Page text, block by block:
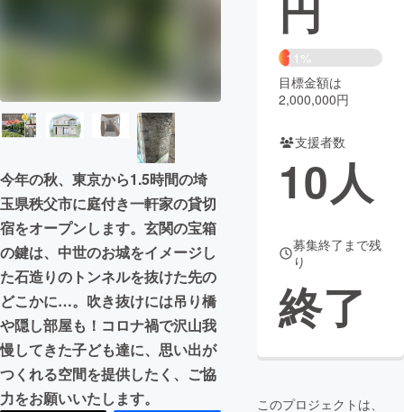
CAMPFIRE Creation
CAMPFIREふるさと納税
コミュニティ
今年の秋、東京から1.5時間の埼
玉県秩父市に庭付き一軒家の貸切
宿をオープンします。玄関の宝箱
の鍵は、中世のお城をイメージし
た石造りのトンネルを抜けた先の
どこかに…。吹き抜けには吊り橋
や隠し部屋も！コロナ禍で沢山我
慢してきた子ども達に、思い出が
つくれる空間を提供したく、ご協
力をお願いいたします。
11%
目標金額は
2,000,000円
支援者数
10人
募集終了まで残
り
終了
このプロジェクトは、